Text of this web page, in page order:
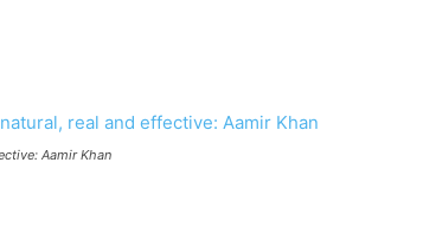
Aamir Khan